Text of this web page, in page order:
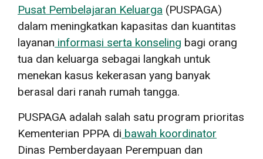
Pusat Pembelajaran Keluarga (PUSPAGA)
dalam meningkatkan kapasitas dan kuantitas
layanan informasi serta konseling bagi orang
tua dan keluarga sebagai langkah untuk
menekan kasus kekerasan yang banyak
berasal dari ranah rumah tangga.
PUSPAGA adalah salah satu program prioritas
Kementerian PPPA di bawah koordinator
Dinas Pemberdayaan Perempuan dan